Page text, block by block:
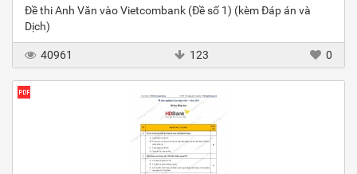
Đề thi Anh Văn vào Vietcombank (Đề số 1) (kèm Đáp án và
Dịch)
40961 123 0